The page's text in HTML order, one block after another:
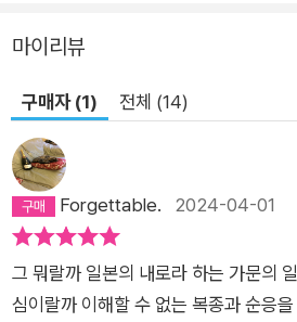
연』에 남겨둔 고전의 그림자는, ‘미스
이자, 작가가 독자들에게 보내는 도전
마이리뷰
구매자 (1) 전체 (14)
Forgettable. 2024-04-01
그 뭐랄까 일본의 내로라 하는 가문의
심이랄까 이해할 수 없는 복종과 순응